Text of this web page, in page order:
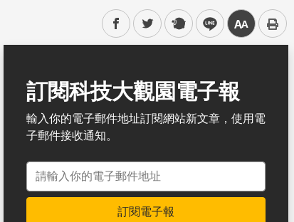
facebooktwitter plurk line 中
訂閱科技大觀園電子報
輸入你的電子郵件地址訂閱網站新文章，使用電
子郵件接收通知。
電子郵件地址
訂閱電子報